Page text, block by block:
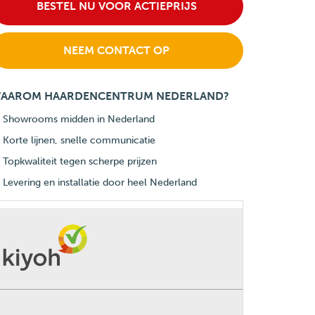
BESTEL NU VOOR ACTIEPRIJS
NEEM CONTACT OP
HAARDENCENTRUM NEDERLAND?
Showrooms midden in Nederland
Korte lijnen, snelle communicatie
Topkwaliteit tegen scherpe prijzen
Levering en installatie door heel Nederland